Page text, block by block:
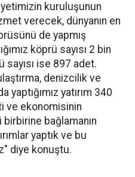
kuruluşunun
verecek, dünyanın en
de yapmış
köprü sayısı 2 bin
sayısı ise 897 adet.
denizcilik ve
yaptığımız yatırım 340
ve ekonomisinin
bağlamanın
yaptık ve bu
diye konuştu.